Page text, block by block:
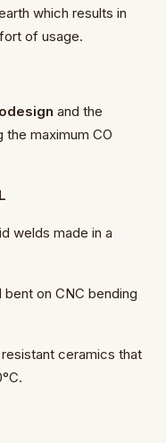
which results in
of usage.
and the
the maximum CO
welds made in a
on CNC bending
ceramics that